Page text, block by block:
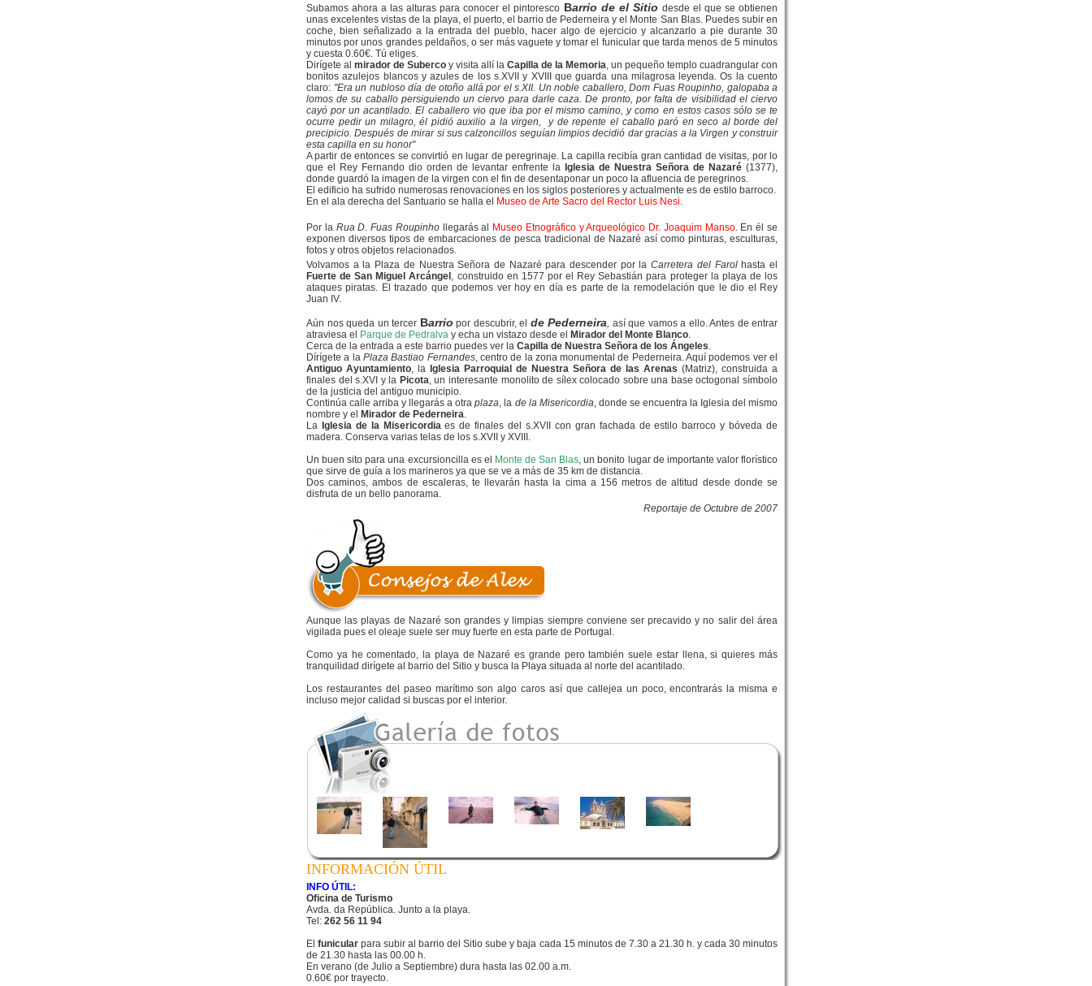
Subamos ahora a las alturas para conocer el pintoresco Barrio de el Sitio desde el que se obtienen
unas excelentes vistas de la playa, el puerto, el barrio de Pederneira y el Monte San Blas. Puedes subir en
coche, bien señalizado a la entrada del pueblo, hacer algo de ejercicio y alcanzarlo a pie durante 30
minutos por unos grandes peldaños, o ser más vaguete y tomar el funicular que tarda menos de 5 minutos
y cuesta 0.60€. Tú eliges.
Dirígete al mirador de Suberco y visita allí la Capilla de la Memoria, un pequeño templo cuadrangular con
bonitos azulejos blancos y azules de los s.XVII y XVIII que guarda una milagrosa leyenda. Os la cuento
claro: "Era un nubloso día de otoño allá por el s.XII. Un noble caballero, Dom Fuas Roupinho, galopaba a
lomos de su caballo persiguiendo un ciervo para darle caza. De pronto, por falta de visibilidad el ciervo
cayó por un acantilado. El caballero vio que iba por el mismo camino, y como en estos casos sólo se te
ocurre pedir un milagro, él pidió auxilio a la virgen, y de repente el caballo paró en seco al borde del
precipicio. Después de mirar si sus calzoncillos seguían limpios decidió dar gracias a la Virgen y construir
esta capilla en su honor"
A partir de entonces se convirtió en lugar de peregrinaje. La capilla recibía gran cantidad de visitas, por lo
que el Rey Fernando dio orden de levantar enfrente la Iglesia de Nuestra Señora de Nazaré (1377),
donde guardó la imagen de la virgen con el fin de desentaponar un poco la afluencia de peregrinos.
El edificio ha sufrido numerosas renovaciones en los siglos posteriores y actualmente es de estilo barroco.
En el ala derecha del Santuario se halla el
Museo de Arte Sacro del Rector Luis Nesi.
Por la Rua D. Fuas Roupinhollegarás al Museo Etnográfico y Arqueológico Dr. Joaquim Manso. En él se
exponen diversos tipos de embarcaciones de pesca tradicional de Nazaré así como pinturas, esculturas,
fotos y otros objetos relacionados.
Volvamos a la Plaza de Nuestra Señora de Nazaré para descender por laCarretera del Farolhasta el
Fuerte de San Miguel Arcángel , construido en 1577 por el Rey Sebastián para proteger la playa de los
ataques piratas. El trazado que podemos ver hoy en día es parte de la remodelación que le dio el Rey
Juan IV.
Aún nos queda un tercer Barrio por descubrir, el de Pederneira, así que vamos a ello. Antes de entrar
atraviesa el
Parque de Pedralva y echa un vistazo desde el Mirador del Monte Blanco.
Cerca de la entrada a este barrio puedes ver la Capilla de Nuestra Señora de los Ángeles.
Dírígete a la Plaza Bastiao Fernandes, centro de la zona monumental de Pederneira. Aquí podemos ver el
Antiguo Ayuntamiento, la Iglesia Parroquial de Nuestra Señora de las Arenas (Matriz), construida a
finales del s.XVI y la Picota, un interesante monolito de sílex colocado sobre una base octogonal símbolo
de la justicia del antiguo municipio.
Continúa calle arriba y llegarás a otraplaza, la de la Misericordia, donde se encuentra la Iglesia del mismo
nombre y el
Mirador de Pederneira.
La Iglesia de la Misericordiaes de finales del s.XVII con gran fachada de estilo barroco y bóveda de
madera. Conserva varias telas de los s.XVII y XVIII.
Un buen sito para una excursioncilla es el
Monte de San Blas, un bonito lugar de importante valor florístico
que sirve de guía a los marineros ya que se ve a más de 35 km de distancia.
Dos caminos, ambos de escaleras, te llevarán hasta la cima a 156 metros de altitud desde donde se
disfruta de un bello panorama.
Reportaje de Octubre de 2007
Aunque las playas de Nazaré son grandes y limpias siempre conviene ser precavido y no salir del área
vigilada pues el oleaje suele ser muy fuerte en esta parte de Portugal.
Como ya he comentado, la playa de Nazaré es grande pero también suele estar llena, si quieres más
tranquilidad dirígete al barrio del Sitio y busca la Playa situada al norte del acantilado.
Los restaurantes del paseo marítimo son algo caros así que callejea un poco, encontrarás la misma e
incluso mejor calidad si buscas por el interior.
INFORMACIÓN ÚTIL
INFO ÚTIL:
Oficina de Turismo
Avda. da República. Junto a la playa.
Tel: 262 56 11 94
Elfunicularpara subir al barrio del Sitio sube y baja cada 15 minutos de 7.30 a 21.30 h. y cada 30 minutos
de 21.30 hasta las 00.00 h.
En verano (de Julio a Septiembre) dura hasta las 02.00 a.m.
0.60€ por trayecto.